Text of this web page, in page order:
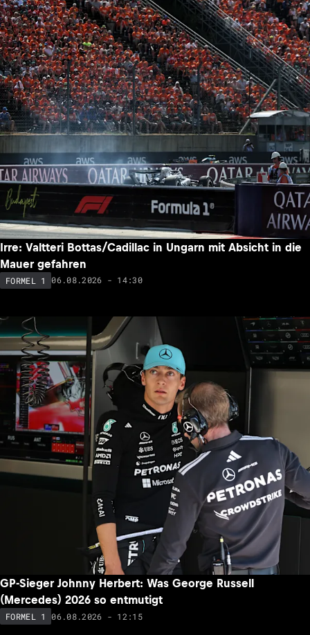
Irre: Valtteri Bottas/Cadillac in Ungarn mit Absicht in die
Mauer gefahren
FORMEL 1 06.08.2026 - 14:30
GP-Sieger Johnny Herbert: Was George Russell
(Mercedes) 2026 so entmutigt
FORMEL 1 06.08.2026 - 12:15